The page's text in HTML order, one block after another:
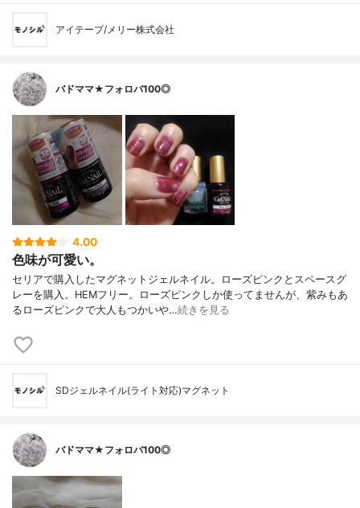
アイテープ/メリー株式会社
バドママ★フォロバ100◎
4.00
色味が可愛い。
セリアで購入したマグネットジェルネイル。ローズピンクとスペースグ
レーを購入。HEMフリー。ローズピンクしか使ってませんが、紫みもあ
るローズピンクで大人もつかいや…続きを見る
SDジェルネイル(ライト対応)マグネット
バドママ★フォロバ100◎